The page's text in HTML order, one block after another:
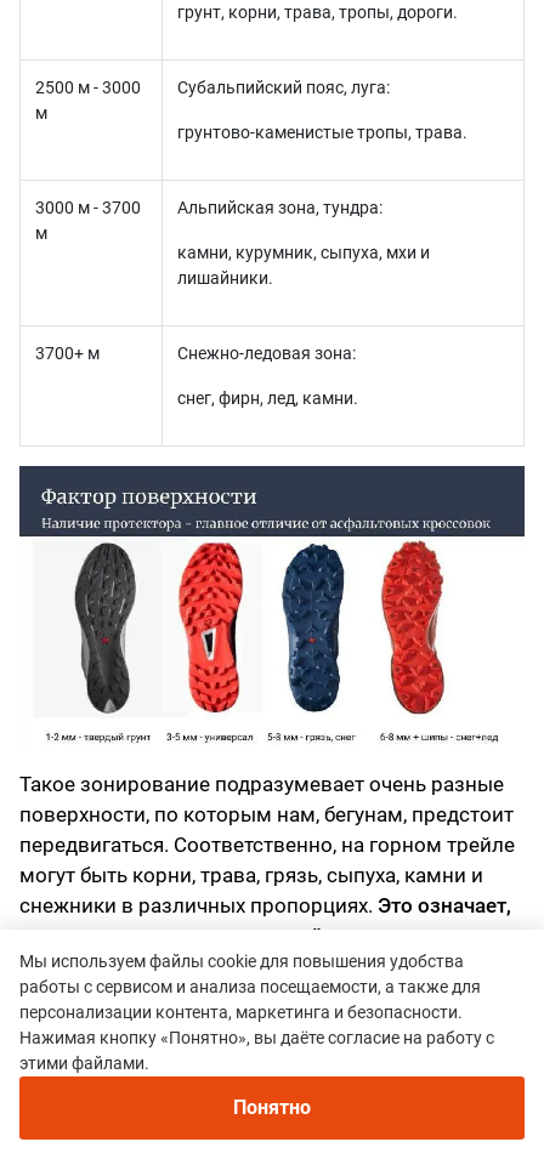
грунт, корни, трава, тропы, дороги.
2500 м - 3000
м
Субальпийский пояс, луга:
грунтово-каменистые тропы, трава.
3000 м - 3700
м
Альпийская зона, тундра:
камни, курумник, сыпуха, мхи и
лишайники.
3700+ м Снежно-ледовая зона:
снег, фирн, лед, камни.
Такое зонирование подразумевает очень разные
поверхности, по которым нам, бегунам, предстоит
передвигаться. Соответственно, на горном трейле
могут быть корни, трава, грязь, сыпуха, камни и
снежники в различных пропорциях. Это означает,
что вам очень пригодятся трейловые кроссовки с
универсальным протектором для горных условий.
Совсем уж идеальной пары и для грязи, и для
курумника, конечно, не найдется, но вы можете
ориентироваться либо на профиль трассы, либо на
выбирая, какой участок вам будет более критично
Мы используем файлы cookie для повышения удобства
работы с сервисом и анализа посещаемости, а также для
персонализации контента, маркетинга и безопасности.
Нажимая кнопку «Понятно», вы даёте согласие на работу с
этими файлами.
Понятно